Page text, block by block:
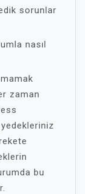
sorunlar
nasıl
zaman
bu